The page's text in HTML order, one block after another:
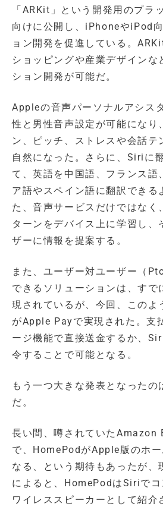
「ARKit」という開発用のプラ
向けに公開し、iPhoneやiPod
ョン開発を促進している。
ショッピングや産業デザインな
ション開発が可能だ。
Appleの音声パーソナルアシス
性と男性音声設定が可能になり
ン、ピッチ、ストレスや会話テ
自然になった。さらに、Siriに
て、英語を中国語、フランス語
ア語やスペイン語に翻訳できる
た、音声サービスだけではなく
ターンをデバイス上に学習し、
ザーに情報を提案する。
また、ユーザー対ユーザー（
できるソリューションは、すで
現されているが、今回、このよ
がApple Payで実現された。支
ージ機能で直接送金するか、
令することで可能となる。
もう一つ大きな発表となったの
だ。
長い間、噂されていたAmazon
で、HomePodがApple版のホ
なる、という期待もあったが、
によると、HomePodはSiriでコ
ワイレススピーカーとして紹介